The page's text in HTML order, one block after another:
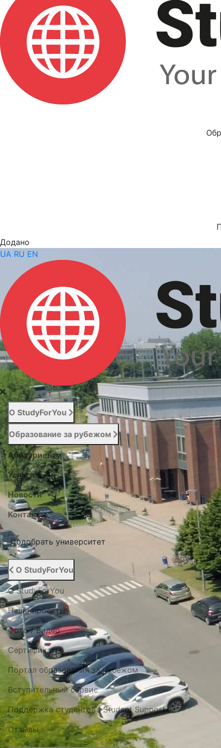
Додано
UA RU EN
О StudyForYou
Образование за рубежом
Абитуриенту
Услуги
Новости
Контакты
Подобрать университет
О StudyForYou
О StudyForYou
Наши проекты
Фото / Видео
Cертификаты
Портал образования за рубежом
Вступительный сервис
Поддержка студентов | Student Support
Отзывы